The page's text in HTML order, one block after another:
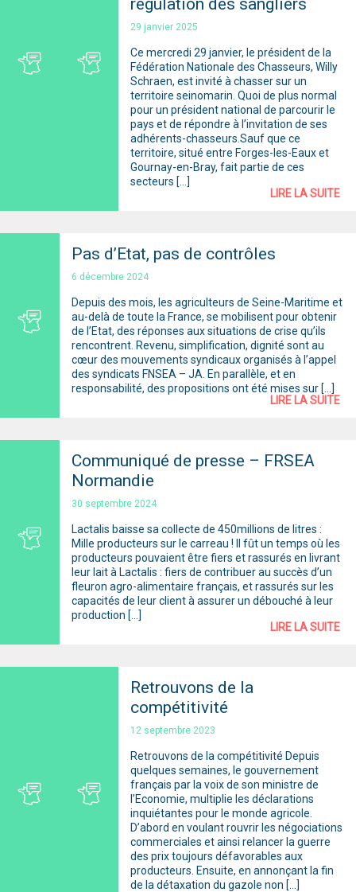
29 janvier 2025
Ce mercredi 29 janvier, le président de la
Fédération Nationale des Chasseurs, Willy
Schraen, est invité à chasser sur un
territoire seinomarin. Quoi de plus normal
pour un président national de parcourir le
pays et de répondre à l’invitation de ses
adhérents-chasseurs.Sauf que ce
territoire, situé entre Forges-les-Eaux et
Gournay-en-Bray, fait partie de ces
secteurs […]
LIRE LA SUITE
Pas d’Etat, pas de contrôles
6 décembre 2024
Depuis des mois, les agriculteurs de Seine-Maritime et
au-delà de toute la France, se mobilisent pour obtenir
de l’Etat, des réponses aux situations de crise qu’ils
rencontrent. Revenu, simplification, dignité sont au
cœur des mouvements syndicaux organisés à l’appel
des syndicats FNSEA – JA. En parallèle, et en
responsabilité, des propositions ont été mises sur […]
LIRE LA SUITE
Communiqué de presse – FRSEA
Normandie
30 septembre 2024
Lactalis baisse sa collecte de 450millions de litres :
Mille producteurs sur le carreau ! Il fût un temps où les
producteurs pouvaient être fiers et rassurés en livrant
leur lait à Lactalis : fiers de contribuer au succès d’un
fleuron agro-alimentaire français, et rassurés sur les
capacités de leur client à assurer un débouché à leur
production […]
LIRE LA SUITE
Retrouvons de la
compétitivité
12 septembre 2023
Retrouvons de la compétitivité Depuis
quelques semaines, le gouvernement
français par la voix de son ministre de
l’Economie, multiplie les déclarations
inquiétantes pour le monde agricole.
D’abord en voulant rouvrir les négociations
commerciales et ainsi relancer la guerre
des prix toujours défavorables aux
producteurs. Ensuite, en annonçant la fin
de la détaxation du gazole non […]